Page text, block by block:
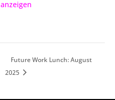
anzeigen
Future Work Lunch: August
2025